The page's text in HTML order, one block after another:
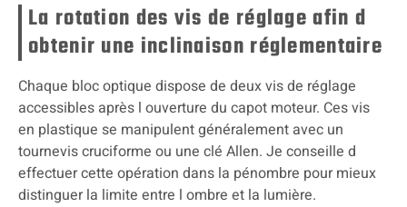
La rotation des vis de réglage afin d
obtenir une inclinaison réglementaire
Chaque bloc optique dispose de deux vis de réglage
accessibles après l ouverture du capot moteur. Ces vis
en plastique se manipulent généralement avec un
tournevis cruciforme ou une clé Allen. Je conseille d
effectuer cette opération dans la pénombre pour mieux
distinguer la limite entre l ombre et la lumière.